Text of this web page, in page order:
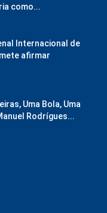
como...
Internacional de
afirmar
Uma Bola, Uma
Rodrígues...